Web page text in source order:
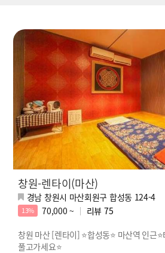
창원-렌타이(마산)
경남 창원시 마산회원구 합성동 124-4
13% 70,000 ~ 리뷰 75
창원 마산 [렌타이] ⭐합성동⭐ 마산역 인근
풀고가세요⭐